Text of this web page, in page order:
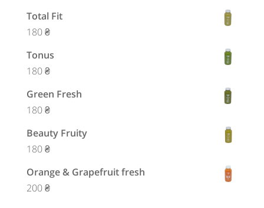
Total Fit
180₴
Tonus
180₴
Green Fresh
180₴
Beauty Fruity
180₴
Orange & Grapefruit fresh
200₴